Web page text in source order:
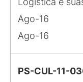
Ago-16
Ago-16
PS-CUL-11-